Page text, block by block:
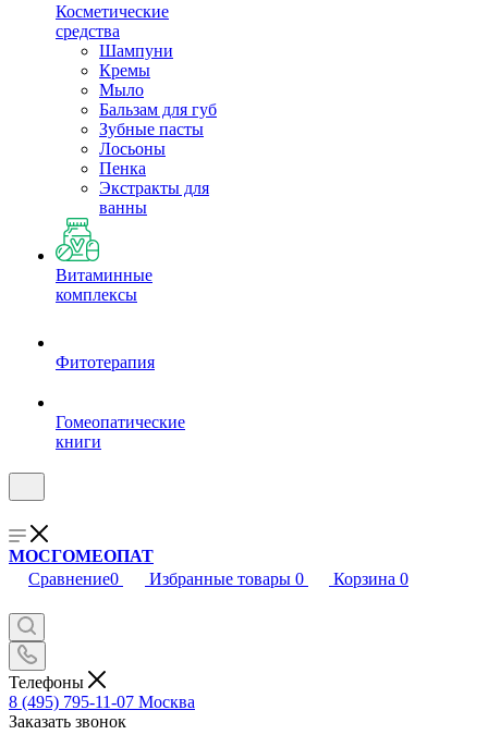
Косметические
средства
Шампуни
Кремы
Мыло
Бальзам для губ
Зубные пасты
Лосьоны
Пенка
Экстракты для
ванны
Витаминные
комплексы
Фитотерапия
Гомеопатические
книги
МОСГОМЕОПАТ
Сравнение0 Избранные товары 0 Корзина 0
Телефоны
8 (495) 795-11-07 Москва
Заказать звонок